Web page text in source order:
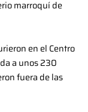
marroquí de
en el Centro
a unos 230
fuera de las